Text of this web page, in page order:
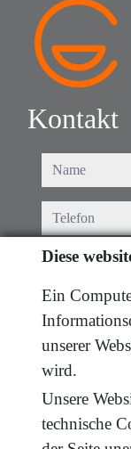
Kontakt
name
telefon
e-mail
Ich haben
diese.
nachricht
Diese
Ein
unserer
wird.
Unsere
technische